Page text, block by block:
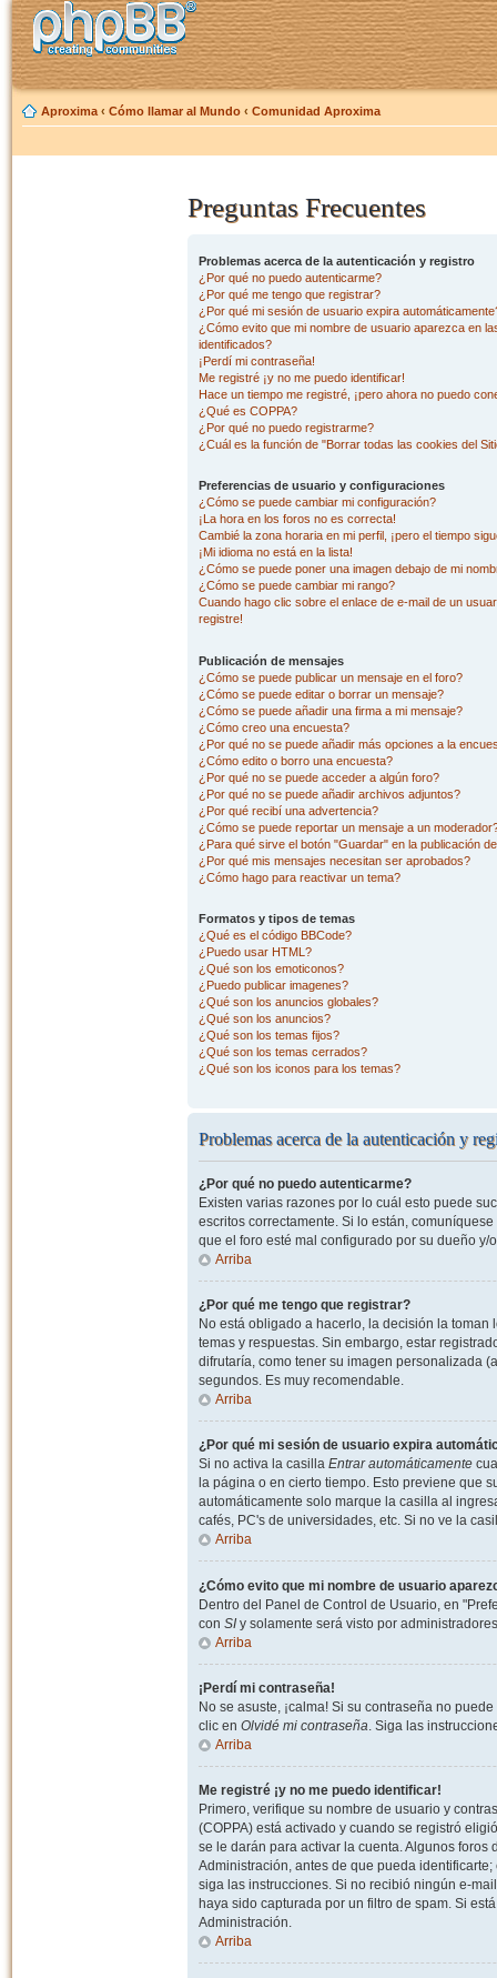
Aproxima ‹ Cómo llamar al Mundo ‹ Comunidad Aproxima
Preguntas Frecuentes
Problemas acerca de la autenticación y registro
¿Por qué no puedo autenticarme?
¿Por qué me tengo que registrar?
¿Por qué mi sesión de usuario expira
¿Cómo evito que mi nombre de usuario aparezca en
identificados?
¡Perdí mi contraseña!
Me registré ¡y no me puedo identificar!
Hace un tiempo me registré, ¡pero ahora no puedo
¿Qué es COPPA?
¿Por qué no puedo registrarme?
¿Cuál es la función de "Borrar todas las cookies del
Preferencias de usuario y configuraciones
¿Cómo se puede cambiar mi configuración?
¡La hora en los foros no es correcta!
Cambié la zona horaria en mi perfil, ¡pero el tiempo
¡Mi idioma no está en la lista!
¿Cómo se puede poner una imagen debajo de mi
¿Cómo se puede cambiar mi rango?
Cuando hago clic sobre el enlace de e-mail de un
registre!
Publicación de mensajes
¿Cómo se puede publicar un mensaje en el foro?
¿Cómo se puede editar o borrar un mensaje?
¿Cómo se puede añadir una firma a mi mensaje?
¿Cómo creo una encuesta?
¿Por qué no se puede añadir más opciones a la
¿Cómo edito o borro una encuesta?
¿Por qué no se puede acceder a algún foro?
¿Por qué no se puede añadir archivos adjuntos?
¿Por qué recibí una advertencia?
¿Cómo se puede reportar un mensaje a un
¿Para qué sirve el botón "Guardar" en la publicación
¿Por qué mis mensajes necesitan ser aprobados?
¿Cómo hago para reactivar un tema?
Formatos y tipos de temas
¿Qué es el código BBCode?
¿Puedo usar HTML?
¿Qué son los emoticonos?
¿Puedo publicar imagenes?
¿Qué son los anuncios globales?
¿Qué son los anuncios?
¿Qué son los temas fijos?
¿Qué son los temas cerrados?
¿Qué son los iconos para los temas?
Problemas acerca de la autenticación y
¿Por qué no puedo autenticarme?
Existen varias razones por lo cuál esto puede
escritos correctamente. Si lo están,
que el foro esté mal configurado por su dueño
Arriba
¿Por qué me tengo que registrar?
No está obligado a hacerlo, la decisión la
temas y respuestas. Sin embargo, estar
difrutaría, como tener su imagen personalizada
segundos. Es muy recomendable.
Arriba
¿Por qué mi sesión de usuario expira
Si no activa la casilla Entrar automáticamente
la página o en cierto tiempo. Esto previene que
automáticamente solo marque la casilla al
cafés, PC's de universidades, etc. Si no ve la
Arriba
¿Cómo evito que mi nombre de usuario
Dentro del Panel de Control de Usuario, en
con SIy solamente será visto por
Arriba
¡Perdí mi contraseña!
No se asuste, ¡calma! Si su contraseña no
clic en Olvidé mi contraseña. Siga las
Arriba
Me registré ¡y no me puedo identificar!
Primero, verifique su nombre de usuario y
(COPPA) está activado y cuando se registró
se le darán para activar la cuenta. Algunos
Administración, antes de que pueda
siga las instrucciones. Si no recibió ningún e-
haya sido capturada por un filtro de spam. Si
Administración.
Arriba